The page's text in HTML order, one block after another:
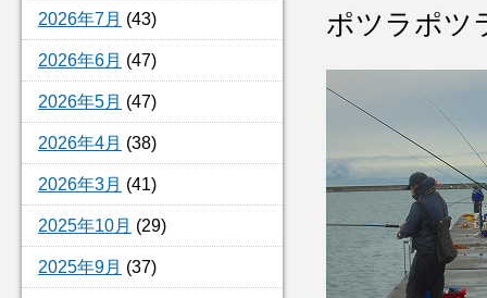
2026年7月 (43)
2026年6月 (47)
2026年5月 (47)
2026年4月 (38)
2026年3月 (41)
2025年10月 (29)
2025年9月 (37)
ポツラポツ